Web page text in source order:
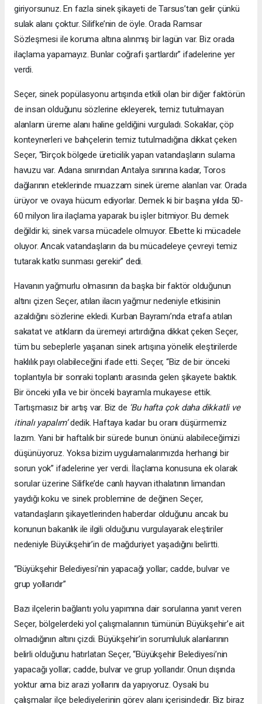
giriyorsunuz. En fazla sinek şikayeti de Tarsus’tan gelir çünkü
sulak alanı çoktur. Silifke’nin de öyle. Orada Ramsar
Sözleşmesi ile koruma altına alınmış bir lagün var. Biz orada
ilaçlama yapamayız. Bunlar coğrafi şartlardır” ifadelerine yer
verdi.
Seçer, sinek popülasyonu artışında etkili olan bir diğer faktörün
de insan olduğunu sözlerine ekleyerek, temiz tutulmayan
alanların üreme alanı haline geldiğini vurguladı. Sokaklar, çöp
konteynerleri ve bahçelerin temiz tutulmadığına dikkat çeken
Seçer, “Birçok bölgede üreticilik yapan vatandaşların sulama
havuzu var. Adana sınırından Antalya sınırına kadar, Toros
dağlarının eteklerinde muazzam sinek üreme alanları var. Orada
ürüyor ve ovaya hücum ediyorlar. Demek ki bir başına yılda 50-
60 milyon lira ilaçlama yaparak bu işler bitmiyor. Bu demek
değildir ki; sinek varsa mücadele olmuyor. Elbette ki mücadele
oluyor. Ancak vatandaşların da bu mücadeleye çevreyi temiz
tutarak katkı sunması gerekir” dedi.
Havanın yağmurlu olmasının da başka bir faktör olduğunun
altını çizen Seçer, atılan ilacın yağmur nedeniyle etkisinin
azaldığını sözlerine ekledi. Kurban Bayramı’nda etrafa atılan
sakatat ve atıkların da üremeyi artırdığına dikkat çeken Seçer,
tüm bu sebeplerle yaşanan sinek artışına yönelik eleştirilerde
haklılık payı olabileceğini ifade etti. Seçer, “Biz de bir önceki
toplantıyla bir sonraki toplantı arasında gelen şikayete baktık.
Bir önceki yılla ve bir önceki bayramla mukayese ettik.
Tartışmasız bir artış var. Biz de ‘Bu hafta çok daha dikkatli ve
itinalı yapalım’dedik. Haftaya kadar bu oranı düşürmemiz
lazım. Yani bir haftalık bir sürede bunun önünü alabileceğimizi
düşünüyoruz. Yoksa bizim uygulamalarımızda herhangi bir
sorun yok” ifadelerine yer verdi. İlaçlama konusuna ek olarak
sorular üzerine Silifke’de canlı hayvan ithalatının limandan
yaydığı koku ve sinek problemine de değinen Seçer,
vatandaşların şikayetlerinden haberdar olduğunu ancak bu
konunun bakanlık ile ilgili olduğunu vurgulayarak eleştiriler
nedeniyle Büyükşehir’in de mağduriyet yaşadığını belirtti.
“Büyükşehir Belediyesi’nin yapacağı yollar; cadde, bulvar ve
grup yollarıdır”
Bazı ilçelerin bağlantı yolu yapımına dair sorularına yanıt veren
Seçer, bölgelerdeki yol çalışmalarının tümünün Büyükşehir’e ait
olmadığının altını çizdi. Büyükşehir’in sorumluluk alanlarının
belirli olduğunu hatırlatan Seçer, “Büyükşehir Belediyesi’nin
yapacağı yollar; cadde, bulvar ve grup yollarıdır. Onun dışında
yoktur ama biz arazi yollarını da yapıyoruz. Oysaki bu
çalışmalar ilçe belediyelerinin görev alanı içerisindedir. Biz biraz